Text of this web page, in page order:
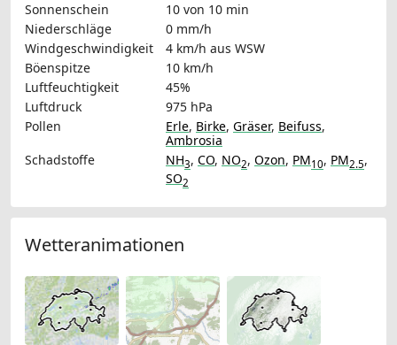
Sonnenschein
10 von 10 min
Niederschläge
0 mm/h
Windgeschwindigkeit
4 km/h aus WSW
Böenspitze
10 km/h
Luftfeuchtigkeit
45%
Luftdruck
975 hPa
Pollen
Erle, Birke, Gräser, Beifuss,
Ambrosia
Schadstoffe
NH3, CO, NO2, Ozon, PM10, PM2.5,
SO2
Wetteranimationen